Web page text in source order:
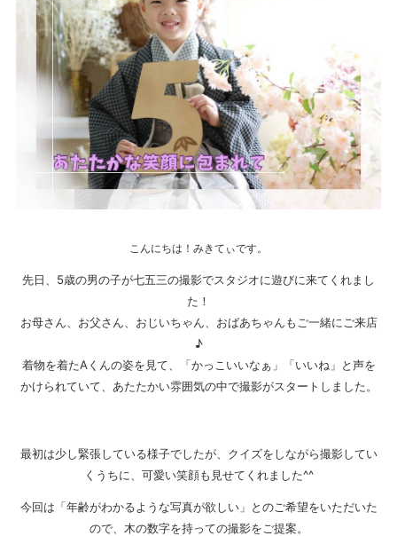
こんにちは！みきてぃです。
先日、5歳の男の子が七五三の撮影でスタジオに遊びに来てくれまし
た！
お母さん、お父さん、おじいちゃん、おばあちゃんもご一緒にご来店
♪
着物を着たAくんの姿を見て、「かっこいいなぁ」「いいね」と声を
かけられていて、あたたかい雰囲気の中で撮影がスタートしました。
最初は少し緊張している様子でしたが、クイズをしながら撮影してい
くうちに、可愛い笑顔も見せてくれました^^
今回は「年齢がわかるような写真が欲しい」とのご希望をいただいた
ので、木の数字を持っての撮影をご提案。